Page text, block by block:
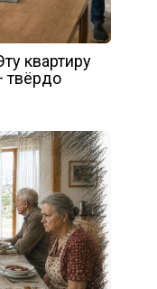
квартиру
твёрдо